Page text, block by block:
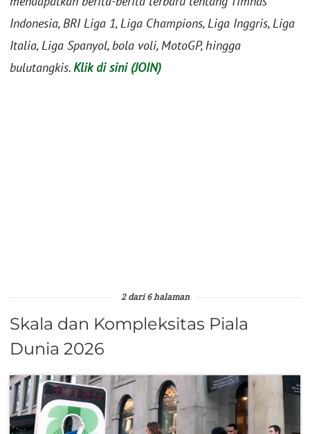
Indonesia, BRI Liga 1, Liga Champions, Liga Inggris, Liga
Italia, Liga Spanyol, bola voli, MotoGP, hingga
bulutangkis.Klik di sini (JOIN)
2 dari 6 halaman
Skala dan Kompleksitas Piala
Dunia 2026